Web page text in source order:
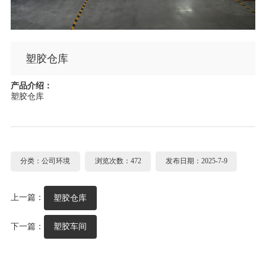
塑胶仓库
产品介绍：
塑胶仓库
分类：公司环境 浏览次数：472 发布日期：2025-7-9
上一篇： 塑胶仓库
下一篇： 塑胶车间